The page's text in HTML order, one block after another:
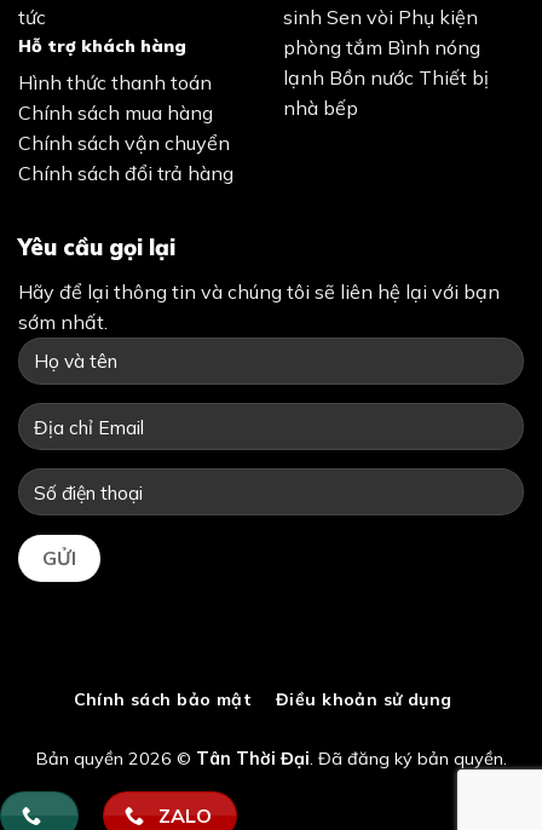
tức
Hỗ trợ khách hàng
Hình thức thanh toán
Chính sách mua hàng
Chính sách vận chuyển
Chính sách đổi trả hàng
sinh Sen vòi Phụ kiện
phòng tắm Bình nóng
lạnh Bồn nước Thiết bị
nhà bếp
Yêu cầu gọi lại
Hãy để lại thông tin và chúng tôi sẽ liên hệ lại với bạn
sớm nhất.
Chính sách bảo mật Điều khoản sử dụng
Bản quyền 2026 © Tân Thời Đại. Đã đăng ký bản quyền.
ZALO